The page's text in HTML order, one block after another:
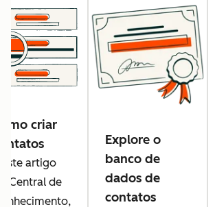
criar
artigo
Central de
Explore o
banco de
dados de
contatos